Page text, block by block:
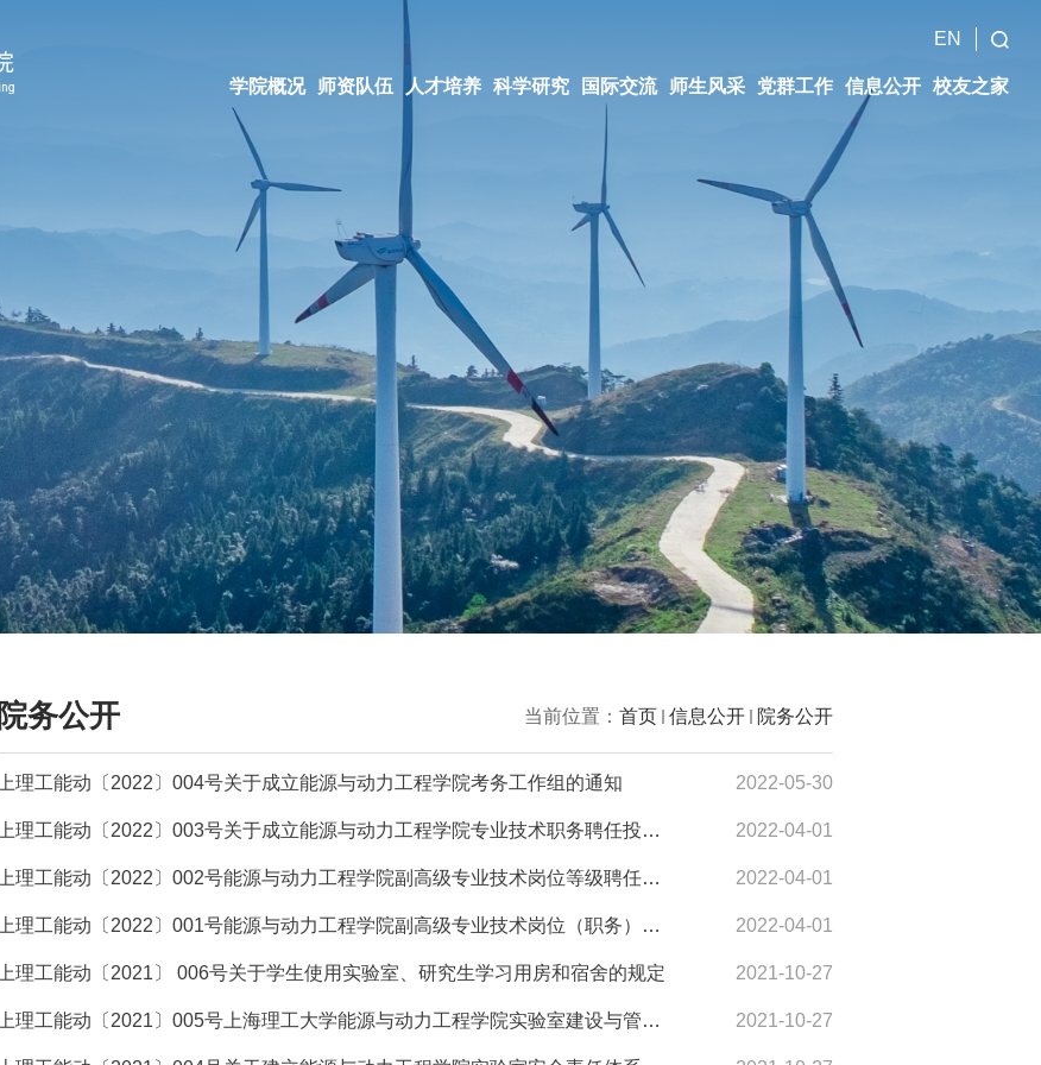
EN
学院概况 师资队伍 人才培养 科学研究 国际交流 师生风采 党群工作 信息公开 校友之家
当前位置：首页 信息公开 院务公开
院务公开
上理工能动〔2022〕004号关于成立能源与动力工程学院考务工作组的通知 2022-05-30
上理工能动〔2022〕003号关于成立能源与动力工程学院专业技术职务聘任投、申诉受理小组的通知 2022-04-01
上理工能动〔2022〕002号能源与动力工程学院副高级专业技术岗位等级聘任评议工作方案 2022-04-01
上理工能动〔2022〕001号能源与动力工程学院副高级专业技术岗位（职务）晋升聘任评议工作方案 2022-04-01
上理工能动〔2021〕 006号关于学生使用实验室、研究生学习用房和宿舍的规定 2021-10-27
上理工能动〔2021〕005号上海理工大学能源与动力工程学院实验室建设与管理办法 2021-10-27